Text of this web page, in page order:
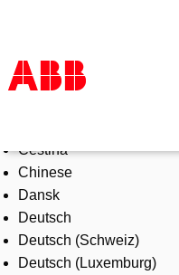
Products & Solutions
Industries
Services
About us
Where to buy
Contact us
Čeština
Chinese
Dansk
Deutsch
Deutsch (Schweiz)
Deutsch (Luxemburg)